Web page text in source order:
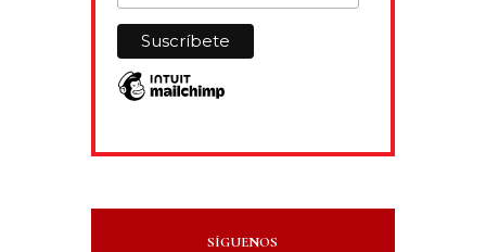
SÍGUENOS